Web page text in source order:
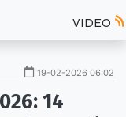
VIDEO
19-02-2026 06:02
14